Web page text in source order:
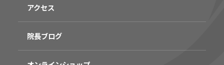
アクセス
院長ブログ